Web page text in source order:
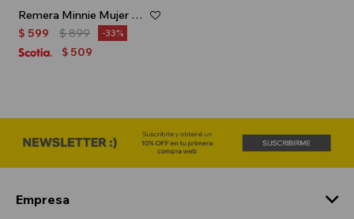
Remera Minnie Mujer - Blanco
$ 599 $899 33
$ 509
Empresa